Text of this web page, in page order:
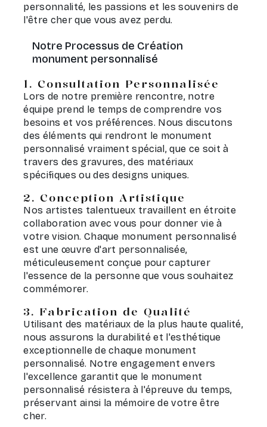
personnalité, les passions et les souvenirs de
l'être cher que vous avez perdu.
Notre Processus de Création
monument personnalisé
1. Consultation Personnalisée
Lors de notre première rencontre, notre
équipe prend le temps de comprendre vos
besoins et vos préférences. Nous discutons
des éléments qui rendront le monument
personnalisé vraiment spécial, que ce soit à
travers des gravures, des matériaux
spécifiques ou des designs uniques.
2. Conception Artistique
Nos artistes talentueux travaillent en étroite
collaboration avec vous pour donner vie à
votre vision. Chaque monument personnalisé
est une œuvre d'art personnalisée,
méticuleusement conçue pour capturer
l'essence de la personne que vous souhaitez
commémorer.
3. Fabrication de Qualité
Utilisant des matériaux de la plus haute qualité,
nous assurons la durabilité et l'esthétique
exceptionnelle de chaque monument
personnalisé. Notre engagement envers
l'excellence garantit que le monument
personnalisé résistera à l'épreuve du temps,
préservant ainsi la mémoire de votre être
cher.